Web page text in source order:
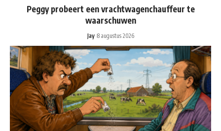
Peggy probeert een vrachtwagenchauffeur te
waarschuwen
Jay 8 augustus 2026